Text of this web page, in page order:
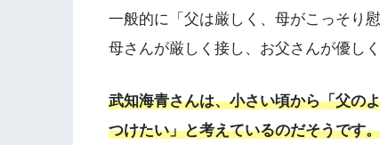
一般的に「父は厳しく、母がこっそり
母さんが厳しく接し、お父さんが優し
武知海青さんは、小さい頃から「父の
つけたい」と考えているのだそうです。